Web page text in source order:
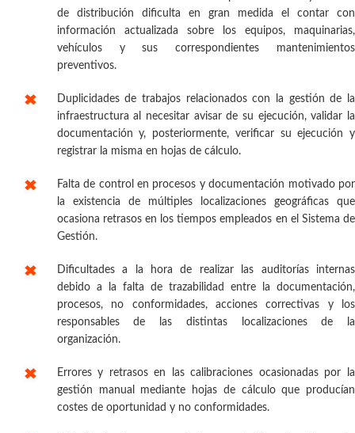
de distribución dificulta en gran medida el contar con
información actualizada sobre los equipos, maquinarias,
vehículos y sus correspondientes mantenimientos
preventivos.
Duplicidades de trabajos relacionados con la gestión de la
infraestructura al necesitar avisar de su ejecución, validar la
documentación y, posteriormente, verificar su ejecución y
registrar la misma en hojas de cálculo.
Falta de control en procesos y documentación motivado por
la existencia de múltiples localizaciones geográficas que
ocasiona retrasos en los tiempos empleados en el Sistema de
Gestión.
Dificultades a la hora de realizar las auditorías internas
debido a la falta de trazabilidad entre la documentación,
procesos, no conformidades, acciones correctivas y los
responsables de las distintas localizaciones de la
organización.
Errores y retrasos en las calibraciones ocasionadas por la
gestión manual mediante hojas de cálculo que producían
costes de oportunidad y no conformidades.